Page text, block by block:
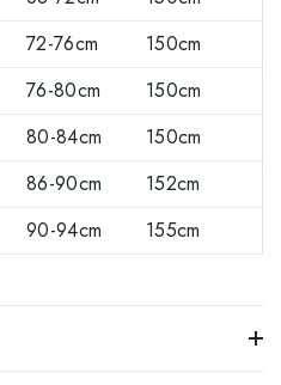
72-76cm
150cm
76-80cm
150cm
80-84cm
150cm
86-90cm
152cm
90-94cm 155cm